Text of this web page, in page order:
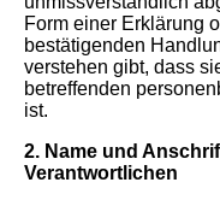
Form einer Erklärung
bestätigenden
verstehen gibt, dass
betreffenden
ist.
2. Name und
Verantwortlichen